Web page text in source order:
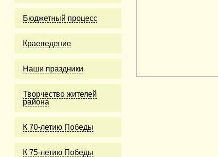
Бюджетный процесс
Краеведение
Наши праздники
Творчество жителей
района
К 70-летию Победы
К 75-летию Победы